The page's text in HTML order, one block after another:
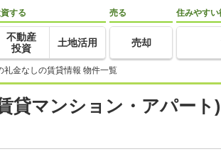
する
不動産
投資
土地活用
売る
売却
住みやす
礼金なしの賃貸情報 物件一覧
貸マンション・アパート